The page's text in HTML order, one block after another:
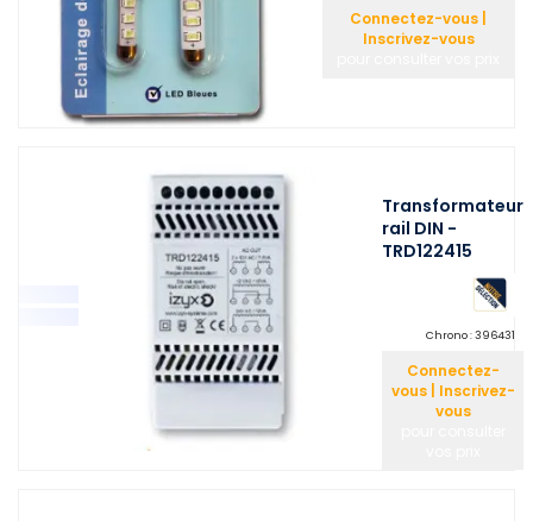
Connectez-vous |
Inscrivez-vous
Transformateur
rail DIN -
TRD122415
Chrono : 396431
Connectez-
vous | Inscrivez-
vous